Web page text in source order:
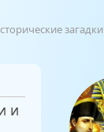
загадки
и